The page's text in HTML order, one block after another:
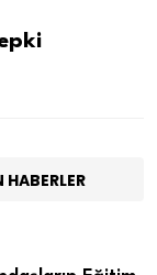
HABERLER